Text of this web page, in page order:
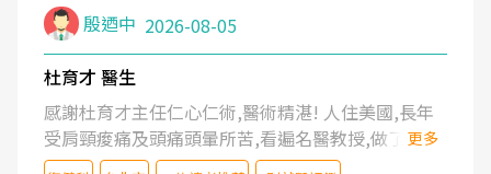
殷迺中 2026-08-05
杜育才 醫生
感謝杜育才主任仁心仁術,醫術精湛! 人住美國,長年
受肩頸痠痛及頭痛頭暈所苦,看遍名醫教授,做了各種
檢查,也嘗試過西醫打針,中醫針灸及物理徒手治療都
更多